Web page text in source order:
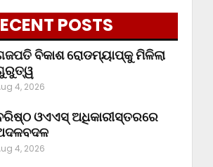
POSTS
ବିକାଶ ରୋଡମ୍ୟାପ୍‌କୁ ମିଳିଲା
4, 2026
ଓଏଏସ୍‌ ଅଧିକାରୀସ୍ତରରେ
4, 2026